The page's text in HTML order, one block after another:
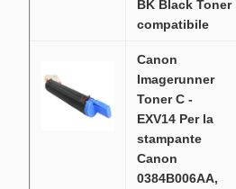
BK Black Toner
compatibile
Canon
Imagerunner
Toner C -
EXV14 Per la
stampante
Canon
0384B006AA,